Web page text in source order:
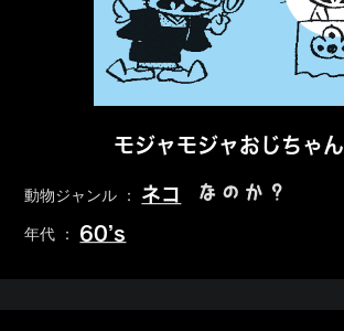
モジャモジャおじちゃん
動物ジャンル ： ネコ なのか？
年代 ： 60’s